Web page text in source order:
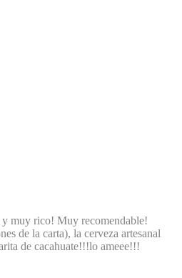
y muy rico! Muy recomendable!
de la carta), la cerveza artesanal
de cacahuate!!!lo ameee!!!